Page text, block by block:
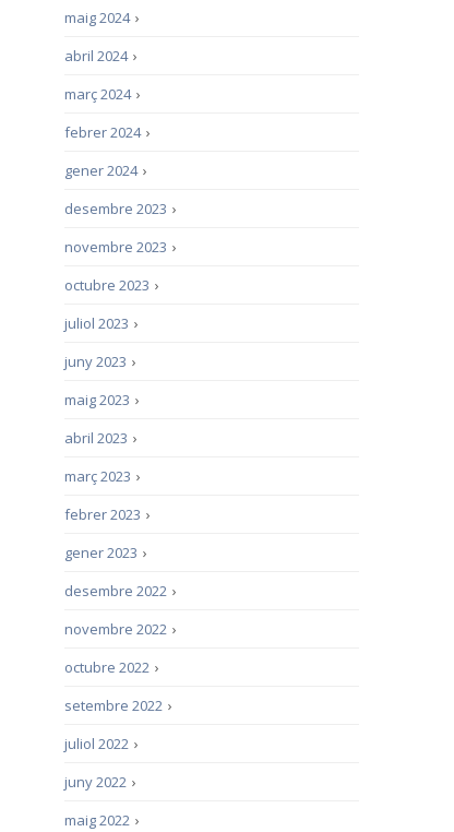
›
maig 2024
›
abril 2024
›
març 2024
›
febrer 2024
›
gener 2024
›
desembre 2023
›
novembre 2023
›
octubre 2023
›
juliol 2023
›
juny 2023
›
maig 2023
›
abril 2023
›
març 2023
›
febrer 2023
›
gener 2023
›
desembre 2022
›
novembre 2022
›
octubre 2022
›
setembre 2022
›
juliol 2022
›
juny 2022
›
maig 2022